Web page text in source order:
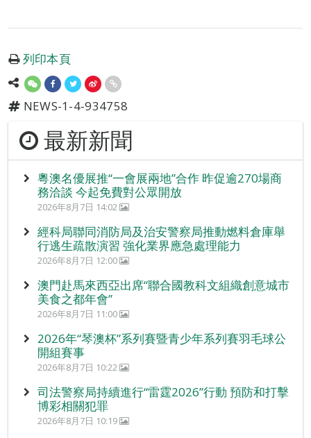
列印本頁
NEWS-1-4-934758
最新新聞
粵澳名優展推“一會展兩地”合作 昨促逾270場商
務洽談 今起免費對公眾開放
2026年8月7日 14:02
經科局聯同消防局及治安警察局推動燃料倉庫舉
行逃生疏散演習 強化業界應急處理能力
2026年8月7日 12:00
澳門赴馬來西亞出席“聯合國教科文組織創意城市
美食之都年會”
2026年8月7日 11:00
2026年“琴澳杯”系列賽暨青少年系列賽羽毛球公
開組賽事
2026年8月7日 10:22
司法警察局持續進行“雷霆2026”行動 預防和打擊
博彩相關犯罪
2026年8月7日 10:19